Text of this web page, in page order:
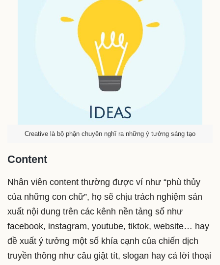
Creative là bộ phận chuyên nghĩ ra những ý tưởng sáng tạo
Content
Nhân viên content thường được ví như “phù thủy
của những con chữ”, họ sẽ chịu trách nghiệm sản
xuất nội dung trên các kênh nền tảng số như
facebook, instagram, youtube, tiktok, website… hay
đề xuất ý tưởng một số khía cạnh của chiến dịch
truyền thông như câu giật tít, slogan hay cả lời thoại